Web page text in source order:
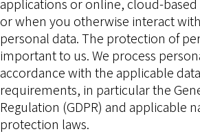
or when you otherwise interact
personal data. The protection of
important to us. We process
accordance with the applicable
requirements, in particular the
Regulation (GDPR) and applicable
protection laws.